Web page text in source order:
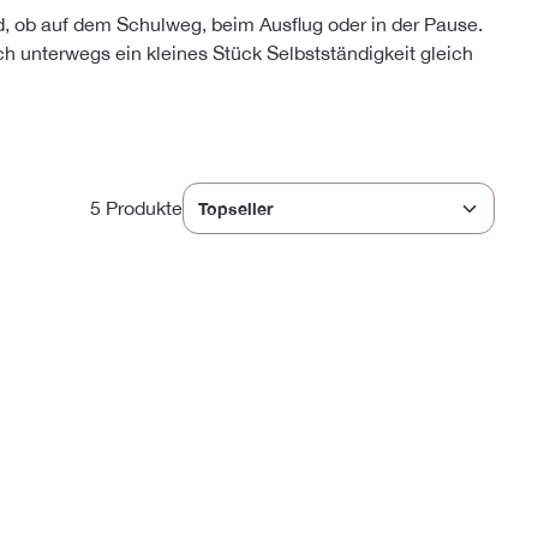
auf dem Schulweg, beim Ausflug oder in der Pause.
unterwegs ein kleines Stück Selbstständigkeit gleich
5 Produkte